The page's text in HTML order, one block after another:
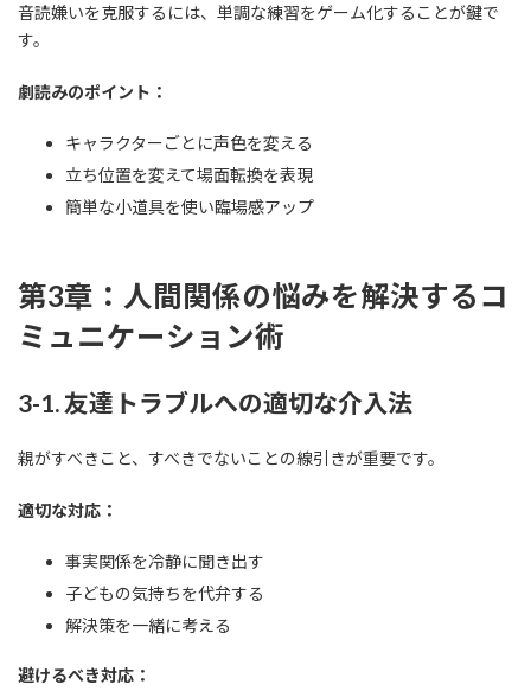
音読嫌いを克服するには、単調な練習をゲーム化することが鍵で
す。
劇読みのポイント：
キャラクターごとに声色を変える
立ち位置を変えて場面転換を表現
簡単な小道具を使い臨場感アップ
第3章：人間関係の悩みを解決するコ
ミュニケーション術
3-1. 友達トラブルへの適切な介入法
親がすべきこと、すべきでないことの線引きが重要です。
適切な対応：
事実関係を冷静に聞き出す
子どもの気持ちを代弁する
解決策を一緒に考える
避けるべき対応：